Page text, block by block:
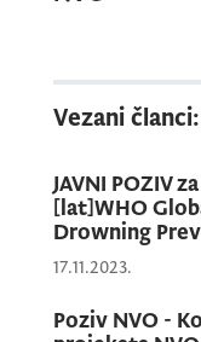
objavljuje
nevladinih
Broj
Radnoj grupi je:
Vezani članci:
JAVNI POZIV
[lat]WHO
Drowning
17.11.2023.
Poziv NVO -